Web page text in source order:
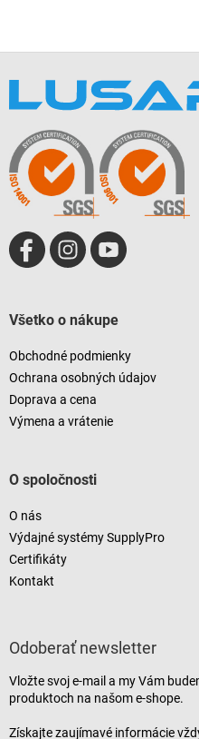
Všetko o nákupe
Obchodné podmienky
Ochrana osobných údajov
Doprava a cena
Výmena a vrátenie
O spoločnosti
O nás
Výdajné systémy SupplyPro
Certifikáty
Kontakt
Odoberať newsletter
Vložte svoj e-mail a my Vám
produktoch na našom e-shope.